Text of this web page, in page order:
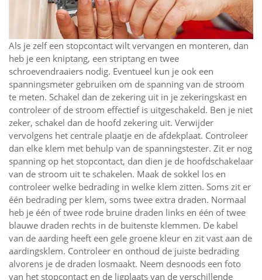
Als je zelf een stopcontact wilt vervangen en monteren, dan
heb je een kniptang, een striptang en twee
schroevendraaiers nodig. Eventueel kun je ook een
spanningsmeter gebruiken om de spanning van de stroom
te meten. Schakel dan de zekering uit in je zekeringskast en
controleer of de stroom effectief is uitgeschakeld. Ben je niet
zeker, schakel dan de hoofd zekering uit. Verwijder
vervolgens het centrale plaatje en de afdekplaat. Controleer
dan elke klem met behulp van de spanningstester. Zit er nog
spanning op het stopcontact, dan dien je de hoofdschakelaar
van de stroom uit te schakelen. Maak de sokkel los en
controleer welke bedrading in welke klem zitten. Soms zit er
één bedrading per klem, soms twee extra draden. Normaal
heb je één of twee rode bruine draden links en één of twee
blauwe draden rechts in de buitenste klemmen. De kabel
van de aarding heeft een gele groene kleur en zit vast aan de
aardingsklem. Controleer en onthoud de juiste bedrading
alvorens je de draden losmaakt. Neem desnoods een foto
van het stopcontact en de ligplaats van de verschillende